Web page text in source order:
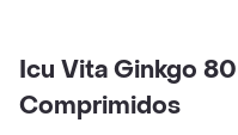
Icu Vita Ginkgo
Comprimidos